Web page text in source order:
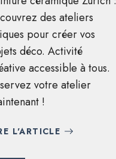
des ateliers
pour créer vos
déco. Activité
accessible à tous.
votre atelier
!
L'ARTICLE